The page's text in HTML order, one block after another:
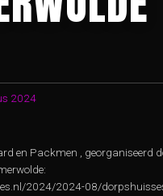
2024
en Packmen , georganiseerd
2024/2024-08/